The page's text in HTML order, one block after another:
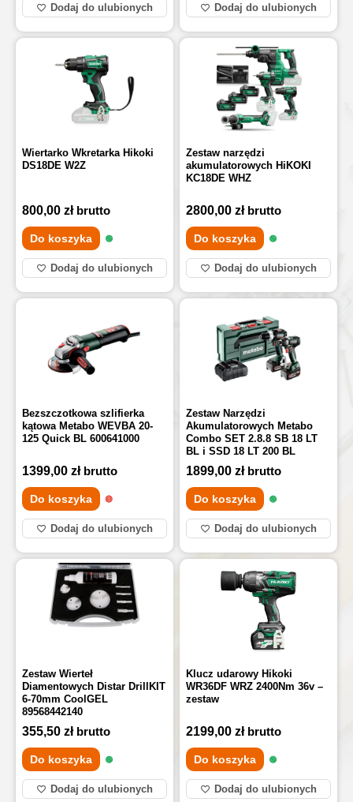
Dodaj do ulubionych Dodaj do ulubionych
Wiertarko Wkretarka Hikoki
DS18DE W2Z
800,00 zł brutto
Do koszyka
Dodaj do ulubionych
Zestaw narzędzi
akumulatorowych HiKOKI
KC18DE WHZ
2800,00zł brutto
Do koszyka
Dodaj do ulubionych
Bezszczotkowa szlifierka
kątowa Metabo WEVBA 20-
125 Quick BL 600641000
1399,00 zł brutto
Do koszyka
Dodaj do ulubionych
Zestaw Narzędzi
Akumulatorowych Metabo
Combo SET 2.8.8 SB 18 LT
BL i SSD 18 LT 200 BL
685200000
1899,00zł brutto
Do koszyka
Dodaj do ulubionych
Zestaw Wierteł
Diamentowych Distar DrillKIT
6-70mm CoolGEL
89568442140
355,50 zł brutto
Do koszyka
Dodaj do ulubionych
Klucz udarowy Hikoki
WR36DF WRZ 2400Nm 36v –
zestaw
2199,00zł brutto
Do koszyka
Dodaj do ulubionych